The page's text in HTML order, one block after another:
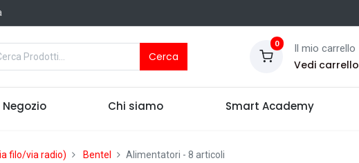
Cerca
0 Il mio carrello
Vedi carrello
Negozio Chi siamo Smart Academy
filo/via radio) Bentel Alimentatori - 8 articoli